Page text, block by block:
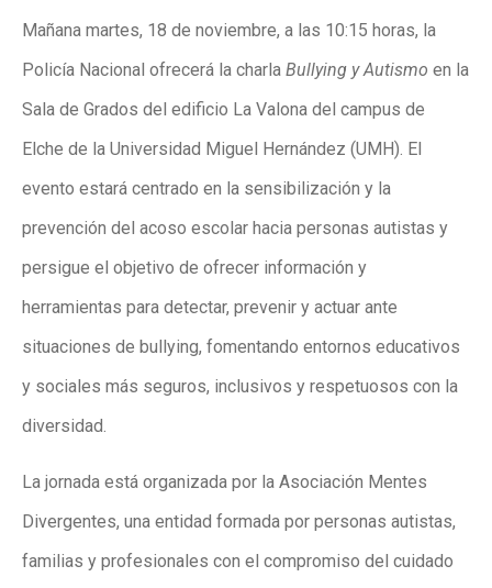
Mañana martes, 18 de noviembre, a las 10:15 horas, la
Policía Nacional ofrecerá la charla Bullying y Autismo en la
Sala de Grados del edificio La Valona del campus de
Elche de la Universidad Miguel Hernández (UMH). El
evento estará centrado en la sensibilización y la
prevención del acoso escolar hacia personas autistas y
persigue el objetivo de ofrecer información y
herramientas para detectar, prevenir y actuar ante
situaciones de bullying, fomentando entornos educativos
y sociales más seguros, inclusivos y respetuosos con la
diversidad.
La jornada está organizada por la Asociación Mentes
Divergentes, una entidad formada por personas autistas,
familias y profesionales con el compromiso del cuidado